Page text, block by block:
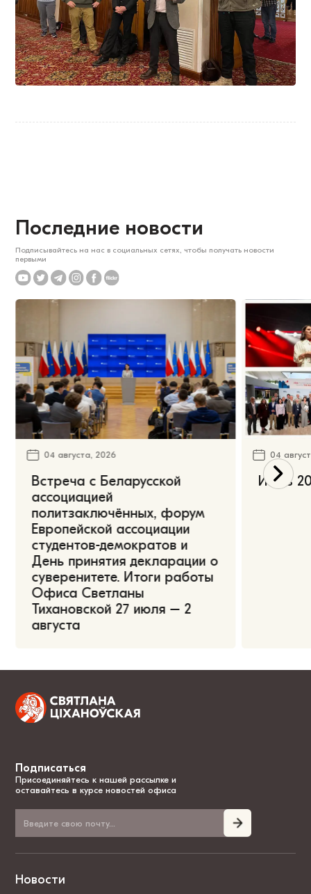
Последние новости
Подписывайтесь на нас в социальных сетях, чтобы получать новости
первыми
04 августа, 2026
Встреча с Беларусской
ассоциацией
политзаключённых, форум
Европейской ассоциации
студентов-демократов и
День принятия декларации о
суверенитете. Итоги работы
Офиса Светланы
Тихановской 27 июля – 2
августа
04
Июль
Подписаться
Присоединяйтесь к нашей рассылке и
оставайтесь в курсе новостей офиса
Новости